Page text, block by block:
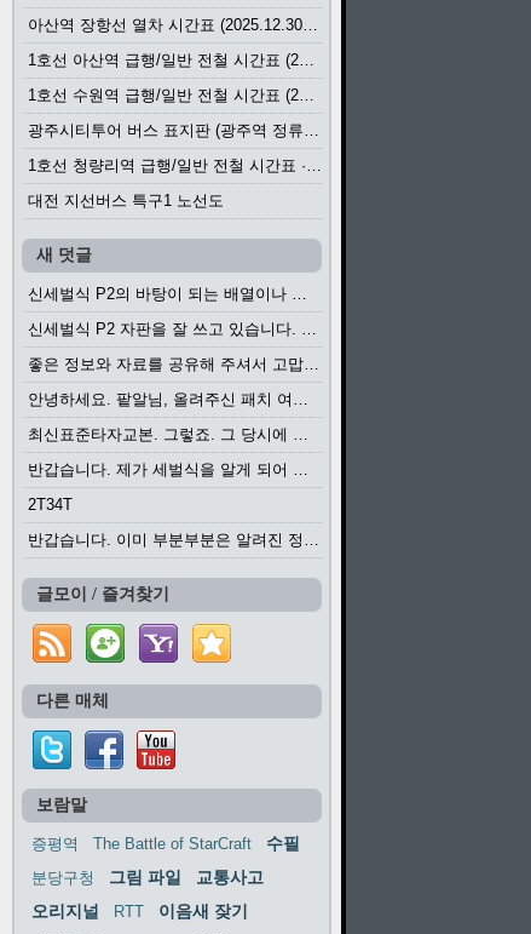
아산역 장항선 열차 시간표 (2025.12.30 기준) (무궁화호, ITX-마음, 새마을호, 서해금빛열차)
1호선 아산역 급행/일반 전철 시간표 (2025.12.30~)
1호선 수원역 급행/일반 전철 시간표 (2025.12.30~)
광주시티투어 버스 표지판 (광주역 정류장) (2024?)
1호선 청량리역 급행/일반 전철 시간표 · 노선도 (2025.12.30~)
대전 지선버스 특구1 노선도
새 덧글
신세벌식 P2의 바탕이 되는 배열이나 주요 기능...
신세벌식 P2 자판을 잘 쓰고 있습니다. 쓰기 편리...
좋은 정보와 자료를 공유해 주셔서 고맙습니다....
안녕하세요. 팥알님, 올려주신 패치 여러모로 감사...
최신표준타자교본. 그렇죠. 그 당시에 최신 표준...
반갑습니다. 제가 세벌식을 알게 되어 세벌식 써...
2T34T
반갑습니다. 이미 부분부분은 알려진 정보들이...
글모이 / 즐겨찾기
다른 매체
보람말
증평역 The Battle of StarCraft 수필
분당구청 그림 파일
교통사고
오리지널
RTT
이음새 잦기